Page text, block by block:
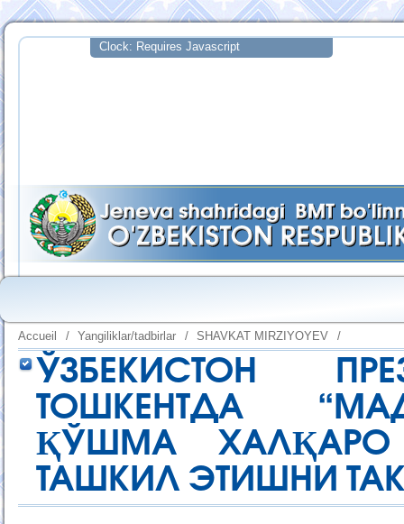
Accueil / Yangiliklar/tadbirlar / SHAVKAT MIRZIYOYEV /
ЎЗБЕКИСТОН
ТОШКЕНТДА
ҚЎШМА ХАЛҚАРО
ТАШКИЛ ЭТИШНИ